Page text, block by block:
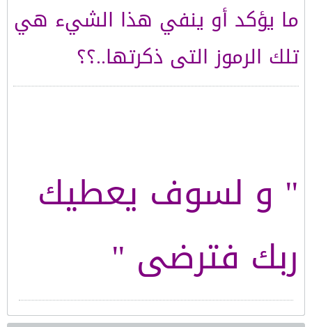
ما يؤكد أو ينفي هذا الشيء هي
تلك الرموز التى ذكرتها..؟؟
" و لسوف يعطيك
ربك فترضى "